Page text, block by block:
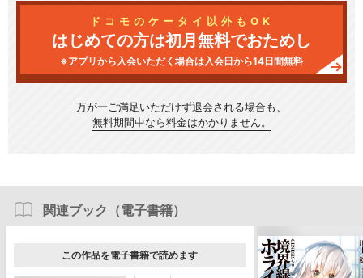
ドコモのケータイ以外もOK
はじめての方は初月無料でおためし
※アプリから入会いただく場合は入会日から14日間無料
万が一ご満足いただけず退会される場合も、
無料期間中なら料金はかかりません。
関連ブック（電子書籍）
この作品を電子書籍で読めます